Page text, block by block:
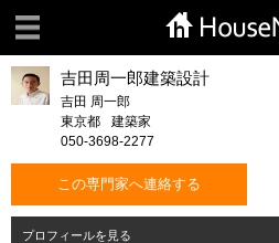
吉田周一郎建築設計
吉田 周一郎
東京都
建築家
050-3698-2277
この専門家へ連絡する
プロフィールを見る